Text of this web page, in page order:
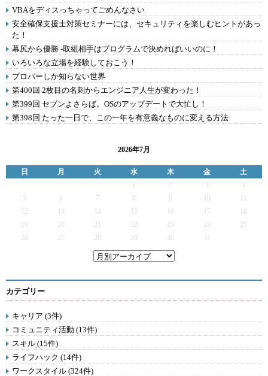
VBAをディスっちゃってごめんなさい
安全確保支援士対策セミナーには、セキュリティを楽しむヒントがあっ
た！
幕尻から優勝 -取組相手はプログラムで決めればいいのに！
いろいろな立場を経験しておこう！
プロパーしか知らない世界
第400回 2枚目の名刺からエンジニア人生が変わった！
第399回 セブンよさらば。OSのアップデートで大忙し！
第398回 たった一日で、この一年を有意義なものに変える方法
2026年7月
日 月 火 水 木 金
土
2 3
4
5
6 7 9
12
13 14 15 16 17
19
20 21 22 23 24
25
26
27 28 29 30 31
カテゴリー
キャリア (3件)
コミュニティ活動 (13件)
スキル (15件)
ライフハック (14件)
ワークスタイル (324件)